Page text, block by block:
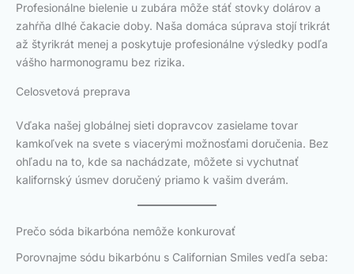
Profesionálne bielenie u zubára môže stáť stovky dolárov a
zahŕňa dlhé čakacie doby. Naša domáca súprava stojí trikrát
až štyrikrát menej a poskytuje profesionálne výsledky podľa
vášho harmonogramu bez rizika.
Celosvetová preprava
Vďaka našej globálnej sieti dopravcov zasielame tovar
kamkoľvek na svete s viacerými možnosťami doručenia. Bez
ohľadu na to, kde sa nachádzate, môžete si vychutnať
kalifornský úsmev doručený priamo k vašim dverám.
Prečo sóda bikarbóna nemôže konkurovať
Porovnajme sódu bikarbónu s Californian Smiles vedľa seba: